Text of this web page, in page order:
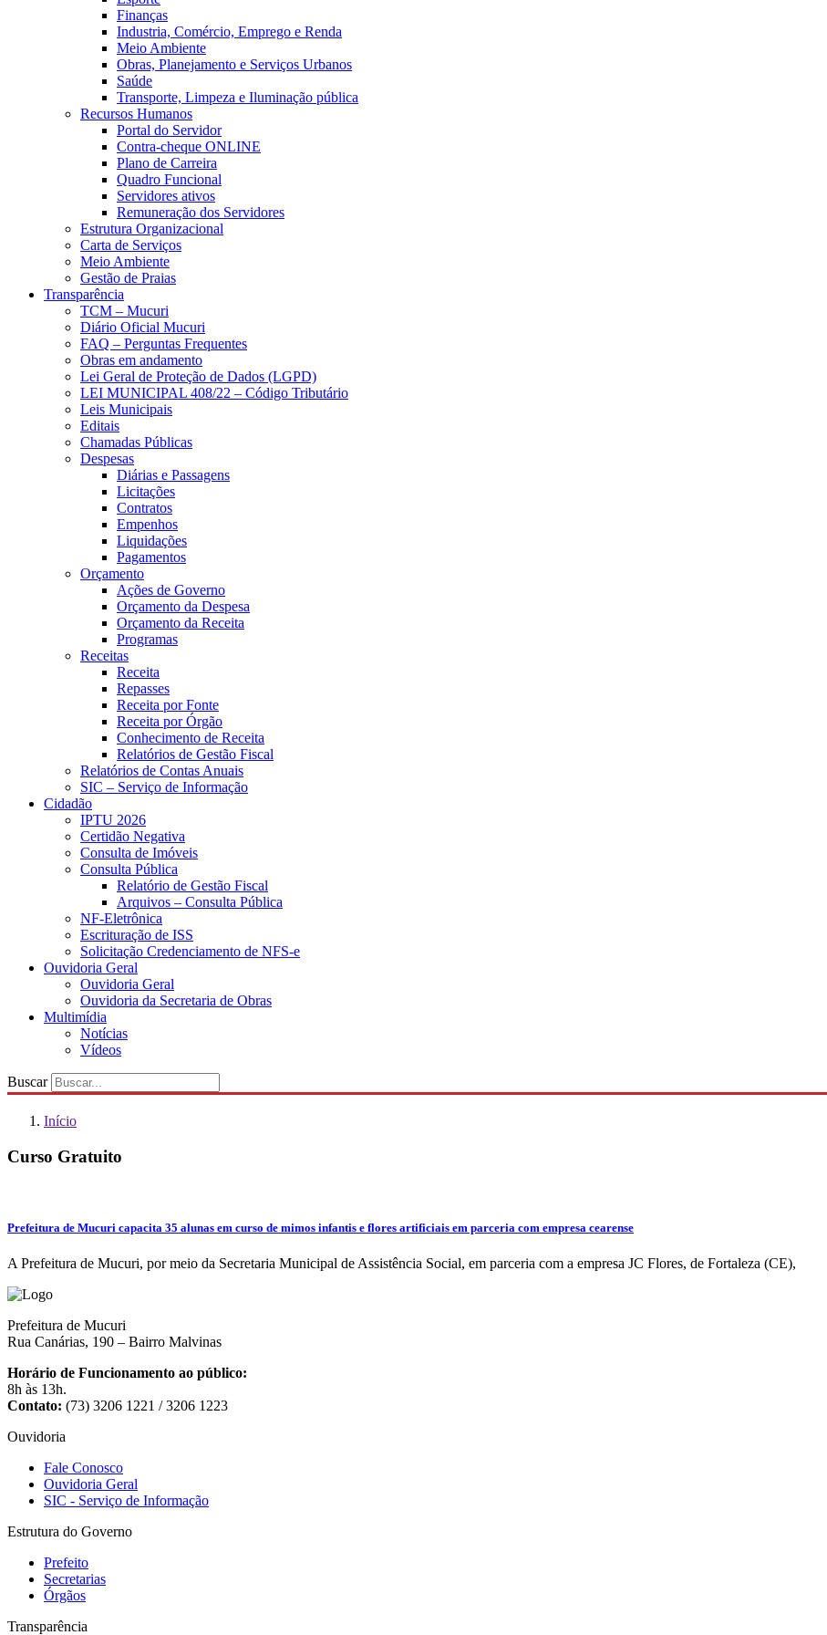
Finanças
Industria, Comércio, Emprego e Renda
Meio Ambiente
Obras, Planejamento e Serviços Urbanos
Saúde
Transporte, Limpeza e Iluminação pública
Recursos Humanos
Portal do Servidor
Contra-cheque ONLINE
Plano de Carreira
Quadro Funcional
Servidores ativos
Remuneração dos Servidores
Estrutura Organizacional
Carta de Serviços
Meio Ambiente
Gestão de Praias
Transparência
TCM – Mucuri
Diário Oficial Mucuri
FAQ – Perguntas Frequentes
Obras em andamento
Lei Geral de Proteção de Dados (LGPD)
LEI MUNICIPAL 408/22 – Código Tributário
Leis Municipais
Editais
Chamadas Públicas
Despesas
Diárias e Passagens
Licitações
Contratos
Empenhos
Liquidações
Pagamentos
Orçamento
Ações de Governo
Orçamento da Despesa
Orçamento da Receita
Programas
Receitas
Receita
Repasses
Receita por Fonte
Receita por Órgão
Conhecimento de Receita
Relatórios de Gestão Fiscal
Relatórios de Contas Anuais
SIC – Serviço de Informação
Cidadão
IPTU 2026
Certidão Negativa
Consulta de Imóveis
Consulta Pública
Relatório de Gestão Fiscal
Arquivos – Consulta Pública
NF-Eletrônica
Escrituração de ISS
Solicitação Credenciamento de NFS-e
Ouvidoria Geral
Ouvidoria Geral
Ouvidoria da Secretaria de Obras
Multimídia
Notícias
Vídeos
Buscar
Início
Curso Gratuito
Prefeitura de Mucuri capacita 35 alunas em curso de mimos infantis e flores artificiais em parceria com empresa cearense
A Prefeitura de Mucuri, por meio da Secretaria Municipal de Assistência Social, em parceria com a empresa JC Flores, de Fortaleza (CE),
Prefeitura de Mucuri
Rua Canárias, 190 – Bairro Malvinas
Horário de Funcionamento ao público:
8h às 13h.
Contato: (73) 3206 1221 / 3206 1223
Ouvidoria
Fale Conosco
Ouvidoria Geral
SIC - Serviço de Informação
Estrutura do Governo
Prefeito
Secretarias
Órgãos
Transparência